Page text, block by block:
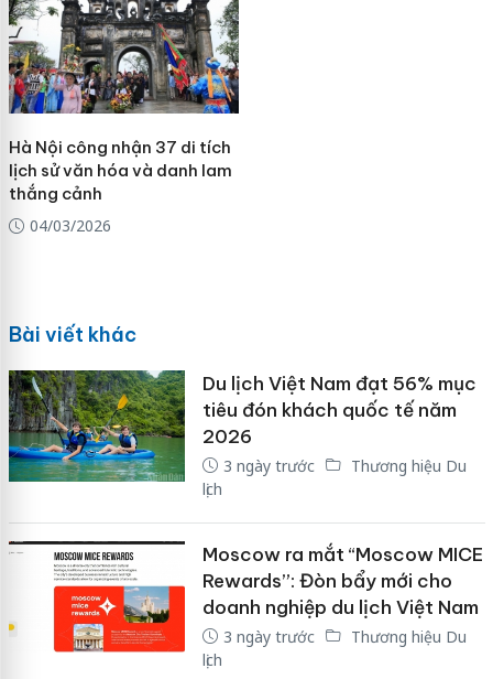
Hà Nội công nhận 37 di tích
lịch sử văn hóa và danh lam
thắng cảnh
04/03/2026
Bài viết khác
Du lịch Việt Nam đạt 56% mục
tiêu đón khách quốc tế năm
2026
3 ngày trước
Thương hiệu Du
lịch
Moscow ra mắt “Moscow MICE
Rewards”: Đòn bẩy mới cho
doanh nghiệp du lịch Việt Nam
3 ngày trước
Thương hiệu Du
lịch